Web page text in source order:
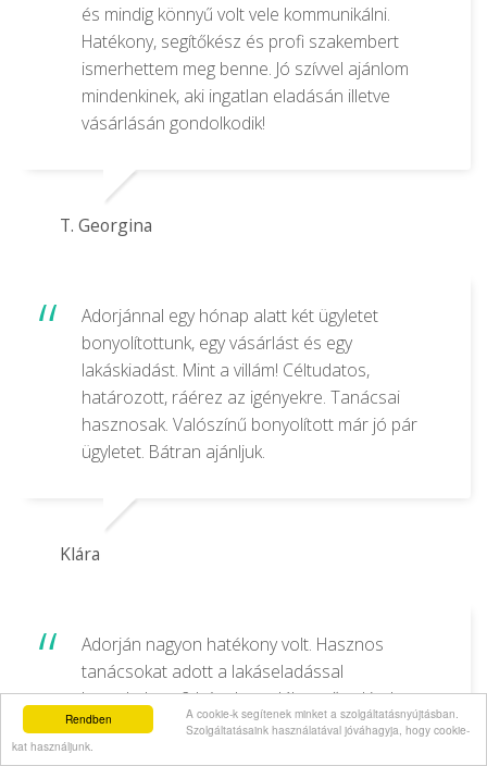
Rendben
A cookie-k segítenek minket a szolgáltatásnyújtásban.
Szolgáltatásaink használatával jóváhagyja, hogy cookie-
kat használjunk.
és mindig könnyű volt vele kommunikálni.
Hatékony, segítőkész és profi szakembert
ismerhettem meg benne. Jó szívvel ajánlom
mindenkinek, aki ingatlan eladásán illetve
vásárlásán gondolkodik!
T. Georgina
Adorjánnal egy hónap alatt két ügyletet
bonyolítottunk, egy vásárlást és egy
lakáskiadást. Mint a villám! Céltudatos,
határozott, ráérez az igényekre. Tanácsai
hasznosak. Valószínű bonyolított már jó pár
ügyletet. Bátran ajánljuk.
Klára
Adorján nagyon hatékony volt. Hasznos
tanácsokat adott a lakáseladással
kapcslatban, 2 hét alatt talált vevőt, akivel
szemben teljes mértékben képviselte az
elképzeléseinket. A fotói professzionálisak. A